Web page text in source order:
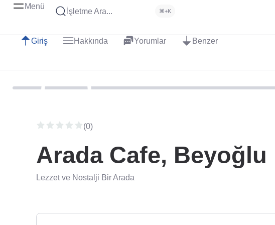
Menü
İşletme Ara... ⌘+K
Giriş Hakkında Yorumlar Benzer
(0)
Arada Cafe, Beyoğlu
Lezzet ve Nostalji Bir Arada